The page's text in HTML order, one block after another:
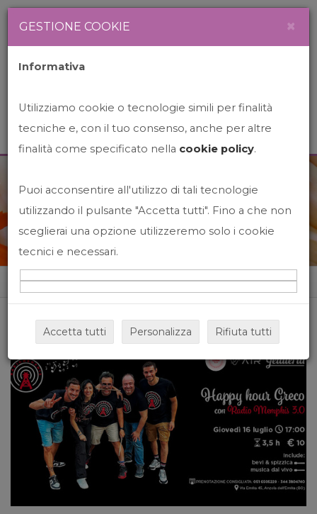
News&Events
Home News&events
GESTIONE COOKIE ×
Informativa
Utilizziamo cookie o tecnologie simili per finalità
tecniche e, con il tuo consenso, anche per altre
finalità come specificato nella cookie policy.
Puoi acconsentire all'utilizzo di tali tecnologie
utilizzando il pulsante "Accetta tutti". Fino a che non
sceglierai una opzione utilizzeremo solo i cookie
tecnici e necessari.
Accetta tutti Personalizza Rifiuta tutti